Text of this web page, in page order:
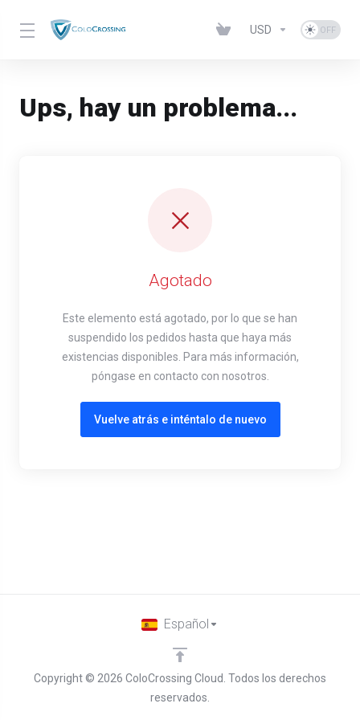
USD
Ups, hay un problema...
Agotado
Este elemento está agotado, por lo que se han
suspendido los pedidos hasta que haya más
existencias disponibles. Para más información,
póngase en contacto con nosotros.
Vuelve atrás e inténtalo de nuevo
Copyright © 2026 ColoCrossing Cloud. Todos los derechos
reservados.
Español